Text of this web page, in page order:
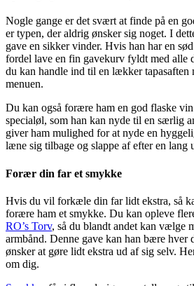
Nogle gange er det svært at finde på en
er typen, der aldrig ønsker sig noget. I
gave en sikker vinder. Hvis han har en
fordel lave en fin gavekurv fyldt med alle
du kan handle ind til en lækker tapasaften
menuen.
Du kan også forære ham en god flaske
specialøl, som han kan nyde til en særlig
giver ham mulighed for at nyde en
læne sig tilbage og slappe af efter en lang
Forær din far et smykke
Hvis du vil forkæle din far lidt ekstra, så
forære ham et smykke. Du kan opleve
RO’s Torv, så du blandt andet kan vælge
armbånd. Denne gave kan han bære hver
ønsker at gøre lidt ekstra ud af sig selv.
om dig.